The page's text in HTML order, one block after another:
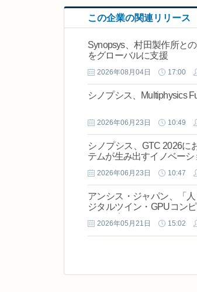
この企業の関連リリース
Synopsys、村田製作所と
をグローバルに支援
2026年08月04日 17:00
シノプシス、Multiphysics
2026年06月23日 10:49
シノプシス、GTC 2026に
テムが生み出すイノベーシ
2026年06月23日 10:47
アンシス・ジャパン、「
ジタルツイン・GPUコン
ンを紹介～
2026年05月21日 15:02